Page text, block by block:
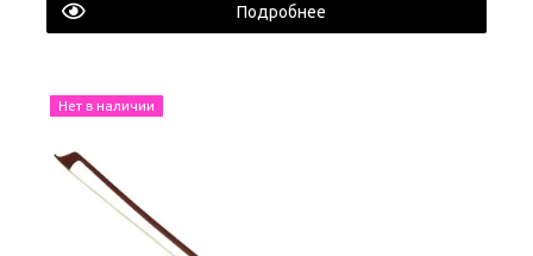
Подробнее
Нет в наличии